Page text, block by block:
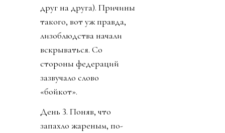
друг на друга). Причины
такого, вот уж правда,
лизоблюдства начали
вскрываться. Со
стороны федераций
зазвучало слово
«бойкот».
День 3. Поняв, что
запахло жареным, по-